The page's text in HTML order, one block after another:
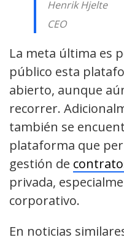
Henrik Hjelte
CEO
La meta última es
público esta
abierto, aunque
recorrer.
también se
plataforma que
gestión de
privada,
corporativo.
En noticias